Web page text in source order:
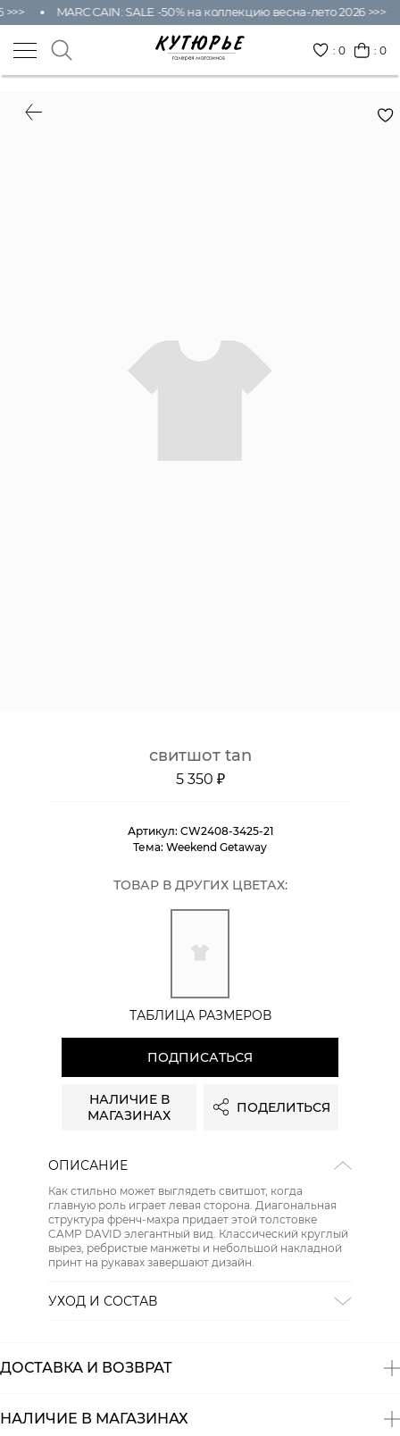
MARC CAIN: SALE -50% на коллекцию весна-лето 2026 >>>
:0 : 0
свитшот tan
5 350 ₽
Артикул: CW2408-3425-21
Тема: Weekend Getaway
ТОВАР В ДРУГИХ ЦВЕТАХ:
ТАБЛИЦА РАЗМЕРОВ
ПОДПИСАТЬСЯ
НАЛИЧИЕ В
МАГАЗИНАХ
ПОДЕЛИТЬСЯ
ОПИСАНИЕ
Как стильно может выглядеть свитшот, когда
главную роль играет левая сторона. Диагональная
структура френч-махра придает этой толстовке
CAMP DAVID элегантный вид. Классический круглый
вырез, ребристые манжеты и небольшой накладной
принт на рукавах завершают дизайн.
УХОД И СОСТАВ
ДОСТАВКА И ВОЗВРАТ
НАЛИЧИЕ В МАГАЗИНАХ